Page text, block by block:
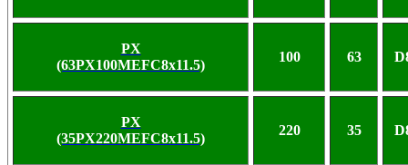
PX
(63PX100MEFC8x11.5)
100 63
PX
(35PX220MEFC8x11.5)
220 35